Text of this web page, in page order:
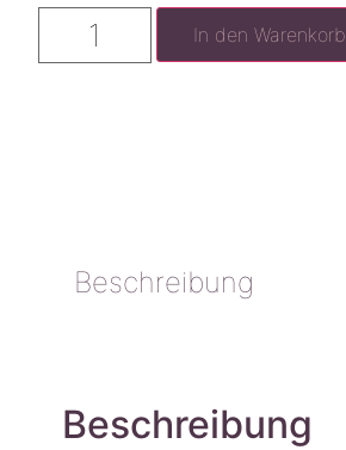
In den Warenkorb
Beschreibung
Beschreibung